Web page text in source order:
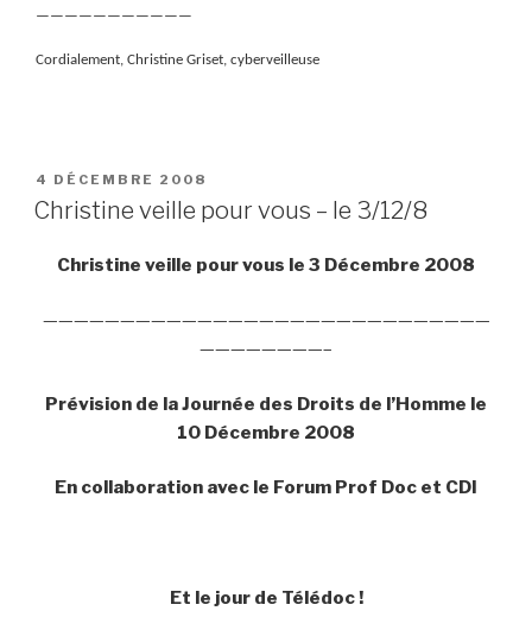
———————————
Cordialement, Christine Griset, cyberveilleuse
PUBLIÉ
LE
4 DÉCEMBRE 2008
Christine veille pour vous – le 3/12/8
Christine veille pour vous le 3 Décembre 2008
—————————————————————————————
————————–
Prévision de la Journée des Droits de l’Homme le
10 Décembre 2008
En collaboration avec le Forum Prof Doc et CDI
Et le jour de Télédoc !